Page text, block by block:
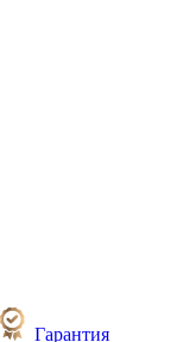
Гарантия